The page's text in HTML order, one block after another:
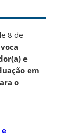
8 de
e
em
o